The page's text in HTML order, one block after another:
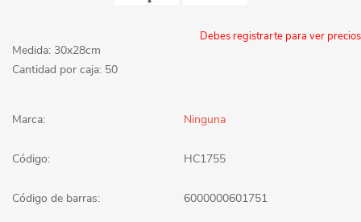
Debes registrarte para ver precios
Medida: 30x28cm
Cantidad por caja: 50
Marca: Ninguna
Código: HC1755
Código de barras: 6000000601751